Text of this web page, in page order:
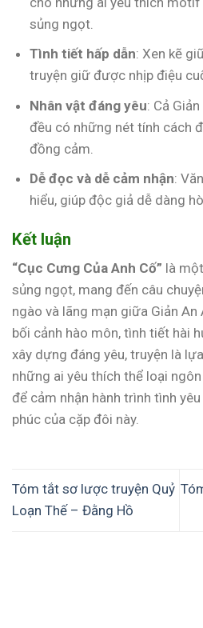
sủng ngọt.
Tình tiết hấp dẫn: Xen kẽ
truyện giữ được nhịp điệu
Nhân vật đáng yêu: Cả
đều có những nét tính cách
đồng cảm.
Dễ đọc và dễ cảm nhận:
hiểu, giúp độc giả dễ dàng
Kết luận
“Cục Cưng Của Anh Cố” là
sủng ngọt, mang đến câu
ngào và lãng mạn giữa Giản An
bối cảnh hào môn, tình tiết hài
xây dựng đáng yêu, truyện là
những ai yêu thích thể loại
để cảm nhận hành trình tình
phúc của cặp đôi này.
Tóm tắt sơ lược truyện Quỷ
Loạn Thế – Đằng Hồ